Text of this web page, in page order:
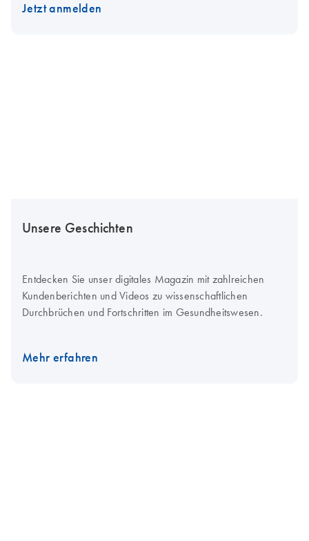
Jetzt anmelden
Unsere Geschichten
Entdecken Sie unser digitales Magazin mit zahlreichen
Kundenberichten und Videos zu wissenschaftlichen
Durchbrüchen und Fortschritten im Gesundheitswesen.
Mehr erfahren